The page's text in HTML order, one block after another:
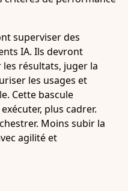
superviser des
IA. Ils devront
résultats, juger la
les usages et
Cette bascule
plus cadrer.
Moins subir la
agilité et